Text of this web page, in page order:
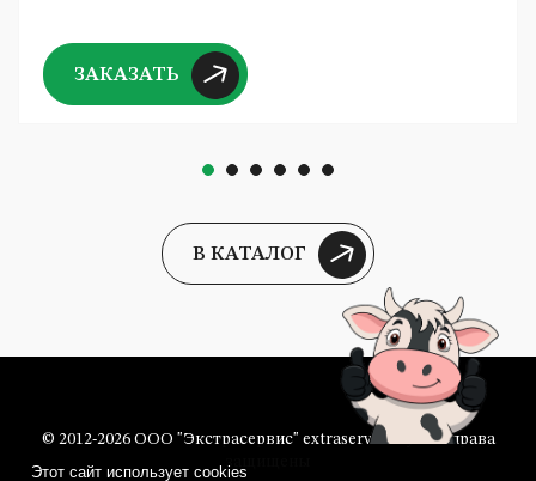
ЗАКАЗАТЬ
В КАТАЛОГ
© 2012-2026 ООО "Экстрасервис" extraservice.by Все права
защищены
Этот сайт использует cookies